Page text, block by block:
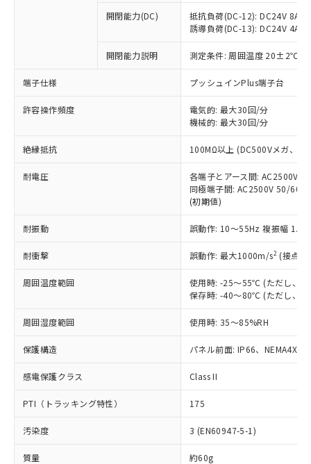
開閉能力(DC)
抵抗負荷(DC-12): DC24V 8A/
誘導負荷(DC-13): DC24V 4A/
開閉能力説明 測定条件: 周囲温度 20±2℃、
端子仕様 プッシュインPlus端子台
許容操作頻度
電気的: 最大30回/分
機械的: 最大30回/分
絶縁抵抗 100MΩ以上 (DC500Vメガ、点
耐電圧
各端子とアース間: AC2500V
同極端子間: AC2500V 50/
(初期値)
耐振動 誤動作: 10～55Hz 複振幅
耐衝撃 誤動作: 最大1000m/s2 (接点
周囲温度範囲
使用時: -25～55℃ (ただし、氷
保存時: -40～80℃ (ただし、氷
周囲湿度範囲 使用時: 35～85%RH
保護構造 パネル前面: IP66、NEMA4X,
感電保護クラス Class II
PTI（トラッキング特性） 175
汚染度 3 (EN60947-5-1)
質量 約60g
商品の当社在庫状況および標準価格
(税抜)を提供させていただくもので
当社制御機器事業取扱商品の中には、
本サービスの対象外となる商品もある
ことをご了承ください。
在庫状況および標準価格照会結果は、
記載している更新日時点での社内デー
タに基づき作成されるものであり、閲
覧された時点での実際の在庫および標
準価格とは異なる場合があることをご
正式な納期状況および標準価格はお客
様のお取引先、またはお客様担当のオ
ムロン制御機器販売店・当社販売員に
オムロン制御機器販売店や当社販売拠
販売ネットワーク
」をご確認
在庫状況および標準価格結果を当社の
事前の承諾なく第三者に漏洩または開
示しないようお願いします。
マイパーツ機能（部品リスト作成サー
ビス）をご利用いただくには、I-Web
メンバーズにご登録されている必要が
あります。
お客様が当ウェブサイト上で当社にご
登録された部品リストについて、当社
および当社の共同利用者が、当社の製
品・サービスに関するお客様との取
引・商談に必要な範囲で利用すること
非含有の対応状況を調査中または確認中の
非該当品：ライセンス料など無形物で、有
害物質有無と関係のない商品です。
いたものが、含有品と判明した場合などや
むを得ず変更することがあります。
鉛(Pb) 1000ppm以下、 水銀(Hg) 1000ppm以下、 カド
六価クロム(Cr(Ⅵ)) 1000ppm以下、ポリ臭化ビフェニル
類(PBB) 1000ppm以下、ポリ臭化ジフェニルエーテル類
(PBDE) 1000ppm以下、フタル酸ビス(2-エチルヘキシ
ル) (DEHP)(別名：DOP) 1000ppm以下、フタル酸ブチ
ルベンジル（BBP） 1000ppm以下、フタル酸ジブチル
（DBP） 1000ppm以下、フタル酸ジイソブチル
但し、RoHS指令で産業用監視および制御機器に対する
図的な使用がないことを確認しています。
部品在庫の切り替え状況などにより、予定
月が前後することがあります。
※3 非含有証明書ダウンロード
下記の非含有証明書をダウンロードするこ
「○」：最大均質材料含有率が中国RoHSの
基準値以下であることを示します。
「×」：最大均質材料含有率が中国RoHSの
基準値を超えていることを示します。
い合わせください。
*中国RoHS10物質の基準値 (GB/T26572)：
Pb(鉛) :1000ppm、 Hg(水銀) : 1000ppm、 Cd(カドミウ
ム) : 100ppm、
Cr(Ⅵ)(六価クロム) : 1000ppm、 PBBs(ポリ臭化ビフェ
ニル類) : 1000ppm、 PBDEs(ポリ臭化ジフェニルエーテ
DBP(フタル酸ジブチル) : 1000ppm、 DIBP(フタル酸ジ
イソブチル) : 1000ppm、 BBP(フタル酸ブチルベンジ
DEHP(フタル酸ビス(2-エチルヘキシル)) : 1000ppm
「ｅ」：有害物質（10物質）のすべてが基
準値以下であることを示します。
「10」：通常の使用状況下において有害物
質が外部に漏えいし、環境に深刻な影響を
及ぼさない年数を意味します。
「－」：未確認です。当社販売部門へお問
当社は、これら貴社製品のうち、外国
為替および外国貿易法に定める商品
（以下｢規制貨物等」という）を輸出
または国外への提供する場合は、日本
国政府の輸出許可(または役務取引許
可)を取得するなどの必要な手続きを
当社は規制貨物を破棄する場合は、完
全に破砕するなど、違法に輸出されな
いよう必要な手段を講じます。
当社は貴社製品を、核兵器、ミサイ
ル、化学兵器、生物兵器またはその他
武器並びにこれらの製造装置等に一切
当社は、貴社製品を第三者に販売する
場合は、上記1、2および3の内容を当
該第三者に通知します。また当社は、
販売先および販売に係わる関係者が違
法に輸出するおそれがある場合は、取
り引きをいたしません。
キャンセル
一定数以上の在庫あり
一定数には満たないが在庫あり
在庫なし(最新の在庫状況につ
いては、お客様のお取引先、ま
たはお客様担当のオムロン制御
機器販売店・当社販売員にご確
受注生産機種、また在庫状況の
情報を公開していない機種